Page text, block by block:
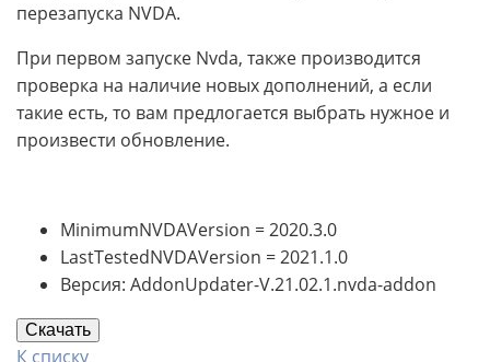
перезапуска NVDA.
При первом запуске Nvda, также производится
проверка на наличие новых дополнений, а если
такие есть, то вам предлогается выбрать нужное и
произвести обновление.
MinimumNVDAVersion = 2020.3.0
LastTestedNVDAVersion = 2021.1.0
Версия: AddonUpdater-V.21.02.1.nvda-addon
Скачать
К списку